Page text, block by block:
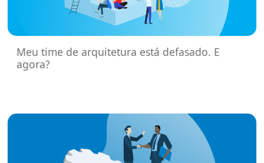
Meu time de arquitetura está defasado. E
agora?